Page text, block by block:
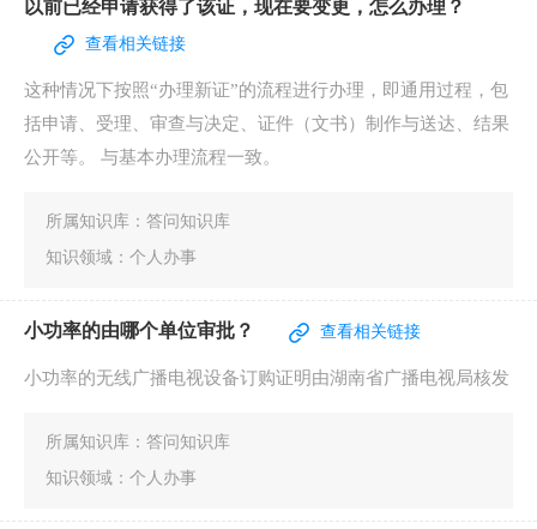
交通出行
| 出境入境
|
消费维权
| 公共安全
文化体育
| 公用事业
|
生育收养
| 户籍办理
抵押质押
| 职业资格
|
就业创业
| 设立变更
准营准办
住房保障
社会保障（社会保险、社会救
助）
|
离职退休
|